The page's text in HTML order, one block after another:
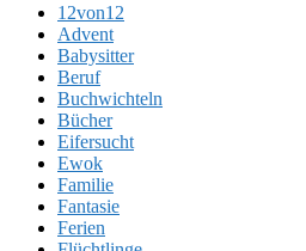
12von12
Advent
Babysitter
Beruf
Buchwichteln
Bücher
Eifersucht
Ewok
Familie
Fantasie
Ferien